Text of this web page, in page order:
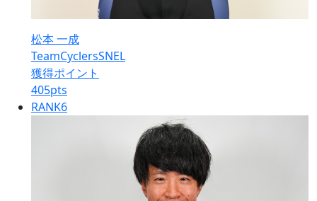
松本 一成
TeamCyclersSNEL
獲得ポイント
405pts
RANK6